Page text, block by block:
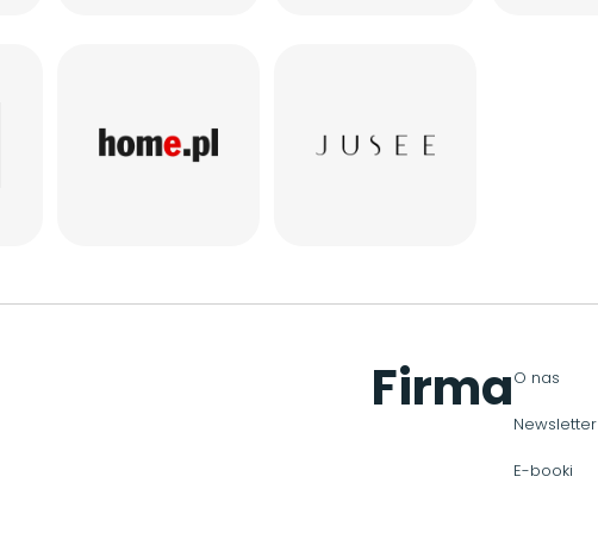
FirmaO nas
Newsletter
E-booki